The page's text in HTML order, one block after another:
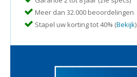
Meer dan 32.000 beoordelingen
Stapel uw korting tot 40% (Bekijk)